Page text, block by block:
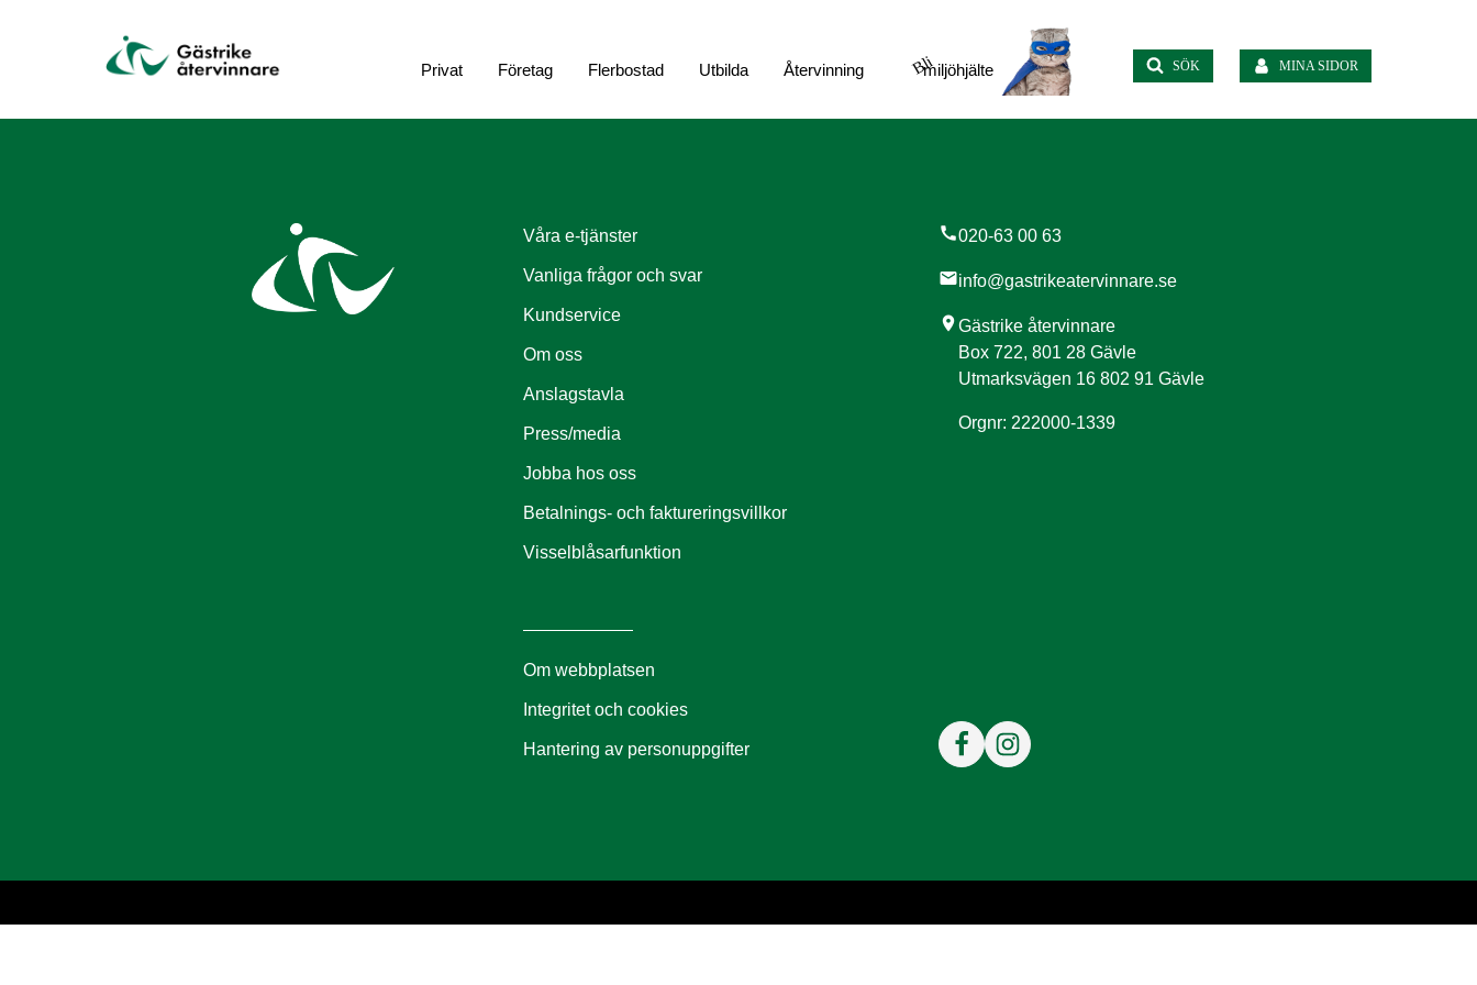
Privat Företag Flerbostad Utbilda Återvinning Blimiljöhjälte SÖK MINA SIDOR
Våra e-tjänster
Vanliga frågor och svar
Kundservice
Om oss
Anslagstavla
Press/media
Jobba hos oss
Betalnings- och faktureringsvillkor
Visselblåsarfunktion
Om webbplatsen
Integritet och cookies
Hantering av personuppgifter
call020-63 00 63
mailinfo@gastrikeatervinnare.se
location_onGästrike återvinnare
Box 722, 801 28 Gävle
Utmarksvägen 16 802 91 Gävle
Orgnr: 222000-1339